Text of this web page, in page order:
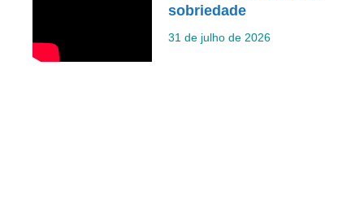
sobriedade
31 de julho de 2026